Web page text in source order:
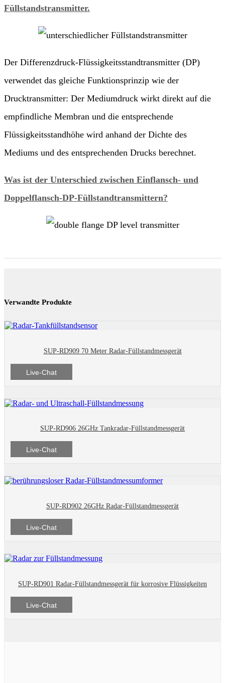
Füllstandstransmitter.
Der Differenzdruck-Flüssigkeitsstandtransmitter (DP)
verwendet das gleiche Funktionsprinzip wie der
Drucktransmitter: Der Mediumdruck wirkt direkt auf die
empfindliche Membran und die entsprechende
Flüssigkeitsstandhöhe wird anhand der Dichte des
Mediums und des entsprechenden Drucks berechnet.
Was ist der Unterschied zwischen Einflansch- und
Doppelflansch-DP-Füllstandtransmittern?
Verwandte Produkte
SUP-RD909 70 Meter Radar-Füllstandmessgerät
Live-Chat
SUP-RD906 26GHz Tankradar-Füllstandmessgerät
Live-Chat
SUP-RD902 26GHz Radar-Füllstandmessgerät
Live-Chat
SUP-RD901 Radar-Füllstandmessgerät für korrosive Flüssigkeiten
Live-Chat